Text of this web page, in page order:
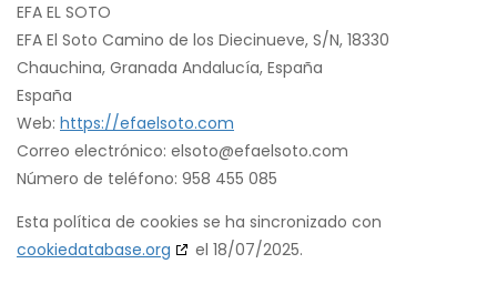
EFA EL SOTO
EFA El Soto Camino de los Diecinueve, S/N, 18330
Chauchina, Granada Andalucía, España
España
Web: https://efaelsoto.com
Correo electrónico: elsoto@efaelsoto.com
Número de teléfono: 958 455 085
Esta política de cookies se ha sincronizado con
cookiedatabase.org
el 18/07/2025.